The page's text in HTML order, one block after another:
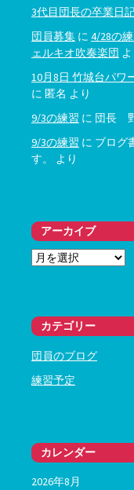
3代目団長の卒業日
団員募集 に 4/28の
ェルキオ吹奏楽団 よ
10月8日 竹城台パワ
に 匿名 より
9/3の練習 に 団長
9/3の練習 に ブログ
す。
より
アーカイブ
ア
ブ カテゴリー
団員のブログ
練習予定
カレンダー
2026年8月